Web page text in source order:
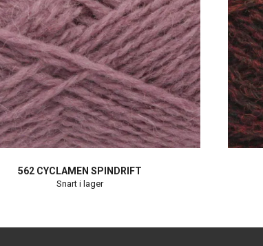
562 CYCLAMEN SPINDRIFT
Snart i lager